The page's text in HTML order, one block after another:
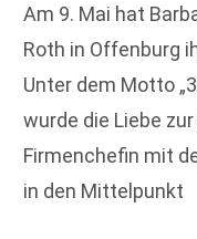
Am 9. Mai hat
Roth in Offenburg
Unter dem Motto
wurde die Liebe
Firmenchefin mit
in den Mittelpunkt